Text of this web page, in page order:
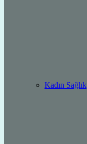
Kadın Sağlık